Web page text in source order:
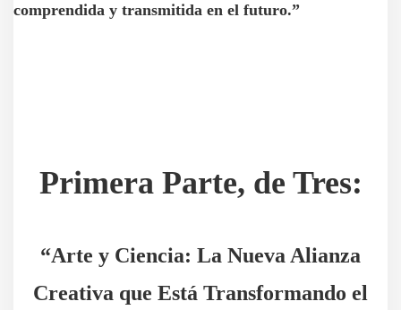
comprendida y transmitida en el futuro.”
Primera Parte, de Tres:
“Arte y Ciencia: La Nueva Alianza
Creativa que Está Transformando el